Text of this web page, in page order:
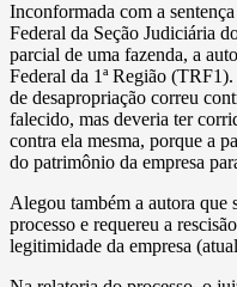
Inconformada com a
Federal da Seção Judiciária
parcial de uma fazenda, a
Federal da 1ª Região
de desapropriação correu
falecido, mas deveria ter
contra ela mesma, porque a
do patrimônio da empresa
Alegou também a autora que
processo e requereu a
legitimidade da empresa